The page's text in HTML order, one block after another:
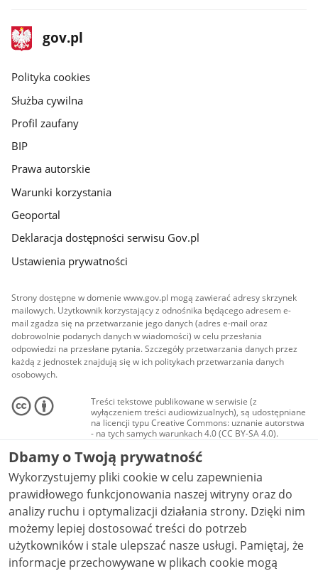
stopka
gov.pl
Strona
gov.pl
gov.pl
Polityka cookies
Służba cywilna
Profil zaufany
BIP
Prawa autorskie
Warunki korzystania
Geoportal
Deklaracja dostępności serwisu Gov.pl
Ustawienia prywatności
Strony dostępne w domenie www.gov.pl mogą zawierać adresy skrzynek
mailowych. Użytkownik korzystający z odnośnika będącego adresem e-
mail zgadza się na przetwarzanie jego danych (adres e-mail oraz
dobrowolnie podanych danych w wiadomości) w celu przesłania
odpowiedzi na przesłane pytania. Szczegóły przetwarzania danych przez
każdą z jednostek znajdują się w ich politykach przetwarzania danych
osobowych.
Treści tekstowe publikowane w serwisie (z
wyłączeniem treści audiowizualnych), są udostępniane
na licencji typu Creative Commons: uznanie autorstwa
- na tych samych warunkach 4.0 (CC BY-SA 4.0).
Materiały audiowizualne, w tym zdjęcia, materiały
audio i wideo, są udostępniane na licencji typu
Creative Commons: uznanie autorstwa użycie
niekomercyjne - bez utworów zależnych 4.0 (CC BY-
NC-ND 4.0), o ile nie jest to stwierdzone inaczej.
Dbamy o Twoją prywatność
Wykorzystujemy pliki cookie w celu zapewnienia
prawidłowego funkcjonowania naszej witryny oraz do
analizy ruchu i optymalizacji działania strony. Dzięki nim
możemy lepiej dostosować treści do potrzeb
użytkowników i stale ulepszać nasze usługi. Pamiętaj, że
informacje przechowywane w plikach cookie mogą